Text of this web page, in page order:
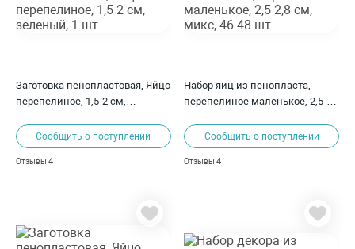
Заготовка пенопластовая, Яйцо
перепелиное, 1,5-2 см,
Сообщить о поступлении
Отзывы 4
Набор яиц из пенопласта,
перепелиное маленькое, 2,5-
Сообщить о поступлении
Отзывы4